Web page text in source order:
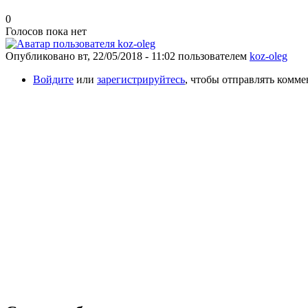
0
Голосов пока нет
Опубликовано вт, 22/05/2018 - 11:02 пользователем koz-oleg
Войдите или зарегистрируйтесь, чтобы отправлять